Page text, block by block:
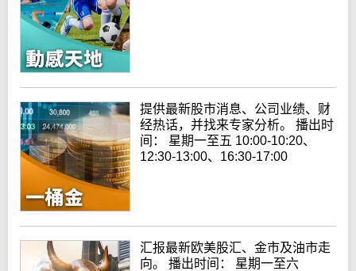
提供最新股市消息、公司业绩、财
经热话，并找来专家分析。 播出时
间： 星期一至五 10:00-10:20、
12:30-13:00、16:30-17:00
汇报最新欧美股汇、金市及油市走
向。 播出时间： 星期一至六